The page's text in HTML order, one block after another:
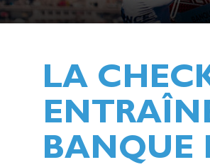
LA
BANQUE